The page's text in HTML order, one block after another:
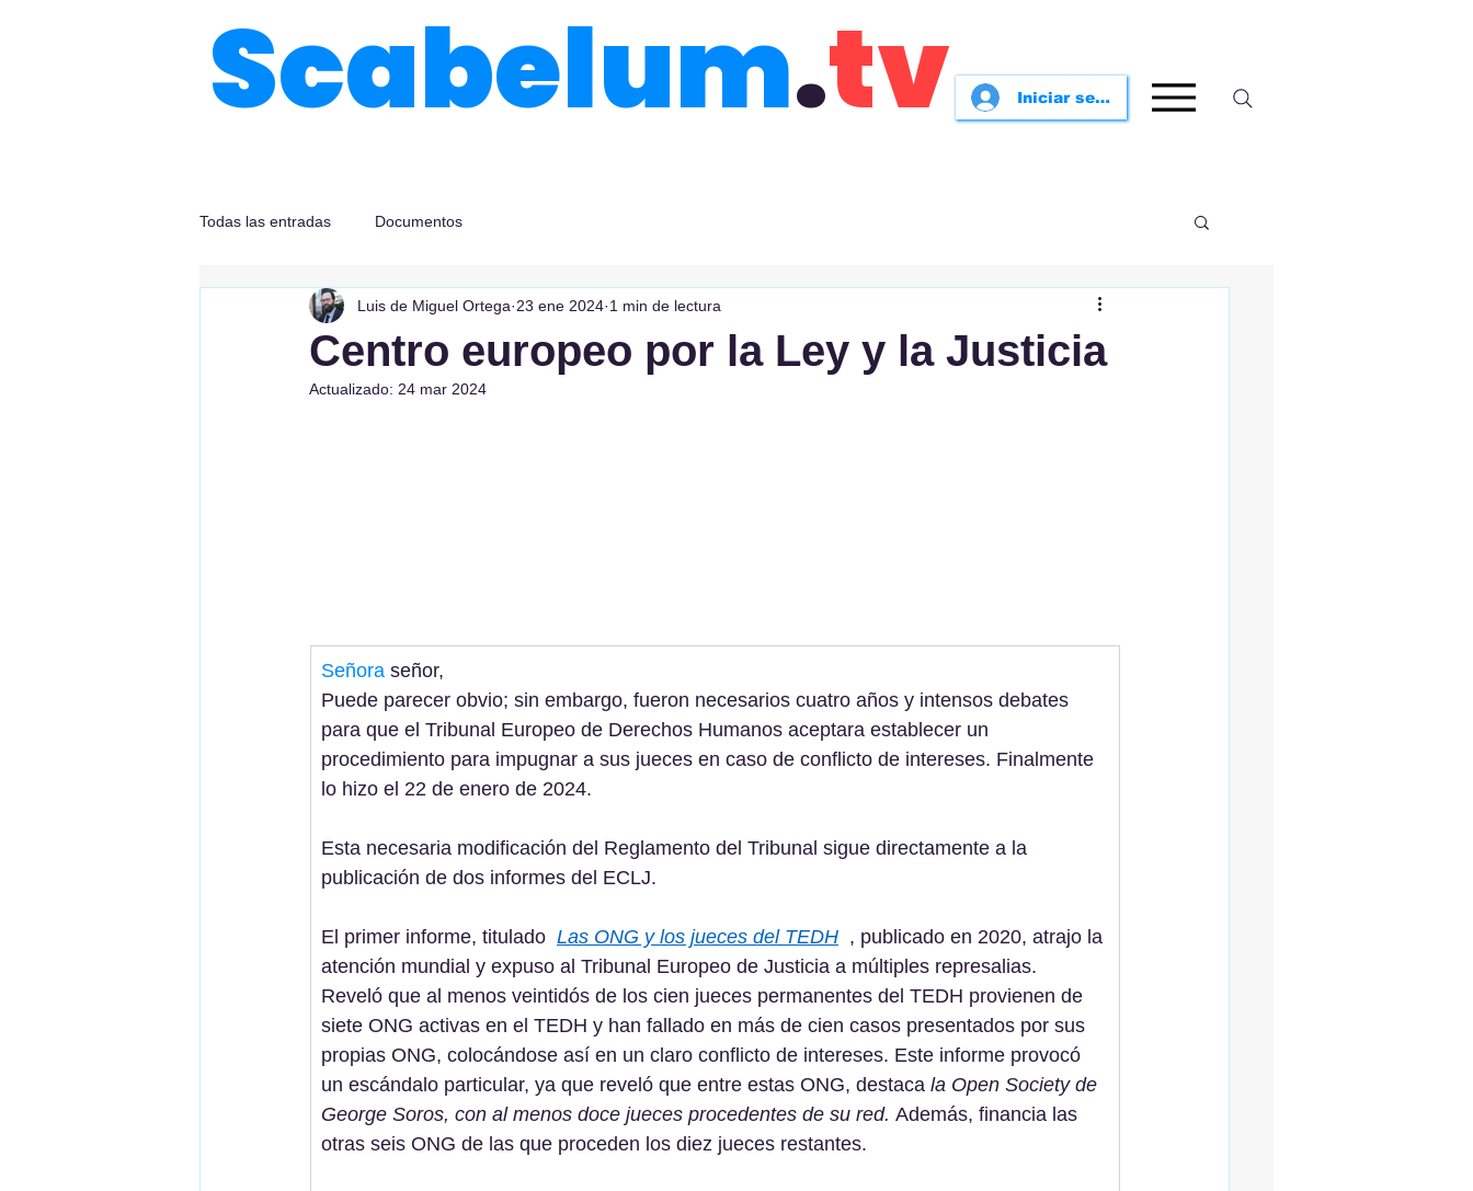
Scabelum.tv Iniciar sesión
Todas las entradas Documentos
Centro europeo por la Ley y la Justicia
Luis de Miguel Ortega 23 ene 2024 1 min de lectura
Actualizado: 24 mar 2024
Señora señor,
Puede parecer obvio; sin embargo, fueron necesarios cuatro años y intensos debates
para que el Tribunal Europeo de Derechos Humanos aceptara establecer un
procedimiento para impugnar a sus jueces en caso de conflicto de intereses. Finalmente
lo hizo el 22 de enero de 2024.
Esta necesaria modificación del Reglamento del Tribunal sigue directamente a la
publicación de dos informes del ECLJ.
El primer informe, titulado Las ONG y los jueces del TEDH , publicado en 2020, atrajo la
atención mundial y expuso al Tribunal Europeo de Justicia a múltiples represalias.
Reveló que al menos veintidós de los cien jueces permanentes del TEDH provienen de
siete ONG activas en el TEDH y han fallado en más de cien casos presentados por sus
propias ONG, colocándose así en un claro conflicto de intereses. Este informe provocó
un escándalo particular, ya que reveló que entre estas ONG, destaca la Open Society de
George Soros, con al menos doce jueces procedentes de su red. Además, financia las
otras seis ONG de las que proceden los diez jueces restantes.